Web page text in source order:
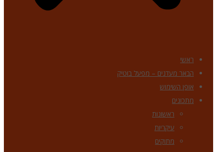
ראשי
הבאר מעדנים – מפעל בוטיק
אופן השימוש
מתכונים
ראשונות
עיקריות
מתוקים